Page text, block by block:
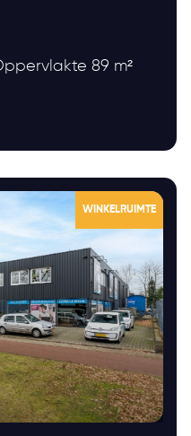
89 m²
WINKELRUIMTE